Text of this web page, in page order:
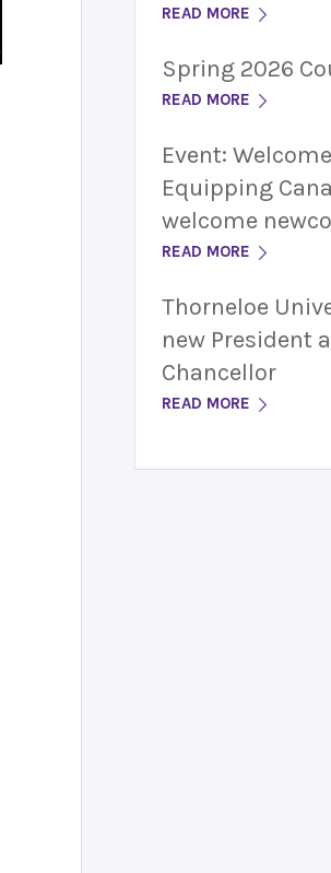
READ MORE
Spring 2026
READ MORE
Event: Welcome
Equipping
welcome
READ MORE
Thorneloe
new President
Chancellor
READ MORE